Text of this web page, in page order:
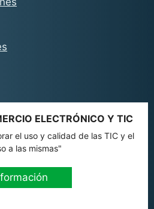
ELECTRÓNICO Y TIC
el uso y calidad de las TIC y el
a las mismas"